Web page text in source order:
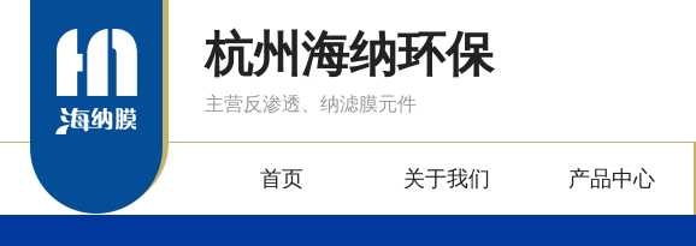
杭州海纳环保
主营反渗透、纳滤膜元件
首页 关于我们 产品中心